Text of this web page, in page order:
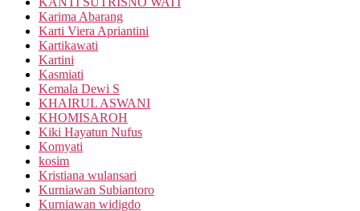
Karima Abarang
Karti Viera Apriantini
Kartikawati
Kartini
Kasmiati
Kemala Dewi S
KHAIRUL ASWANI
KHOMISAROH
Kiki Hayatun Nufus
Komyati
kosim
Kristiana wulansari
Kurniawan Subiantoro
Kurniawan widigdo